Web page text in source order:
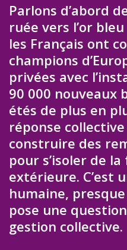
Parlons d’abord
ruée vers l’or
les Français ont
champions
privées avec
90 000 nouveaux
étés de plus en
réponse
construire des
pour s’isoler de
extérieure. C’est
humaine,
pose une
gestion collective.